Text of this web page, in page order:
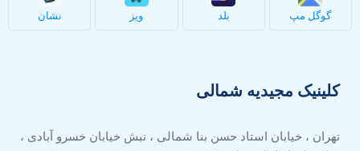
گوگل مپ بلد ویز نشان
کلینیک مجیدیه شمالی
تهران ، خیابان استاد حسن بنا شمالی ، نبش خیابان خسرو آبادی ،